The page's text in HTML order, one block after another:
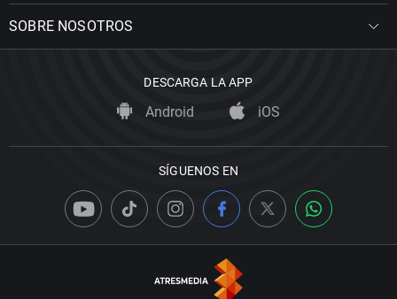
SOBRE NOSOTROS
DESCARGA LA APP
Android iOS
SÍGUENOS EN